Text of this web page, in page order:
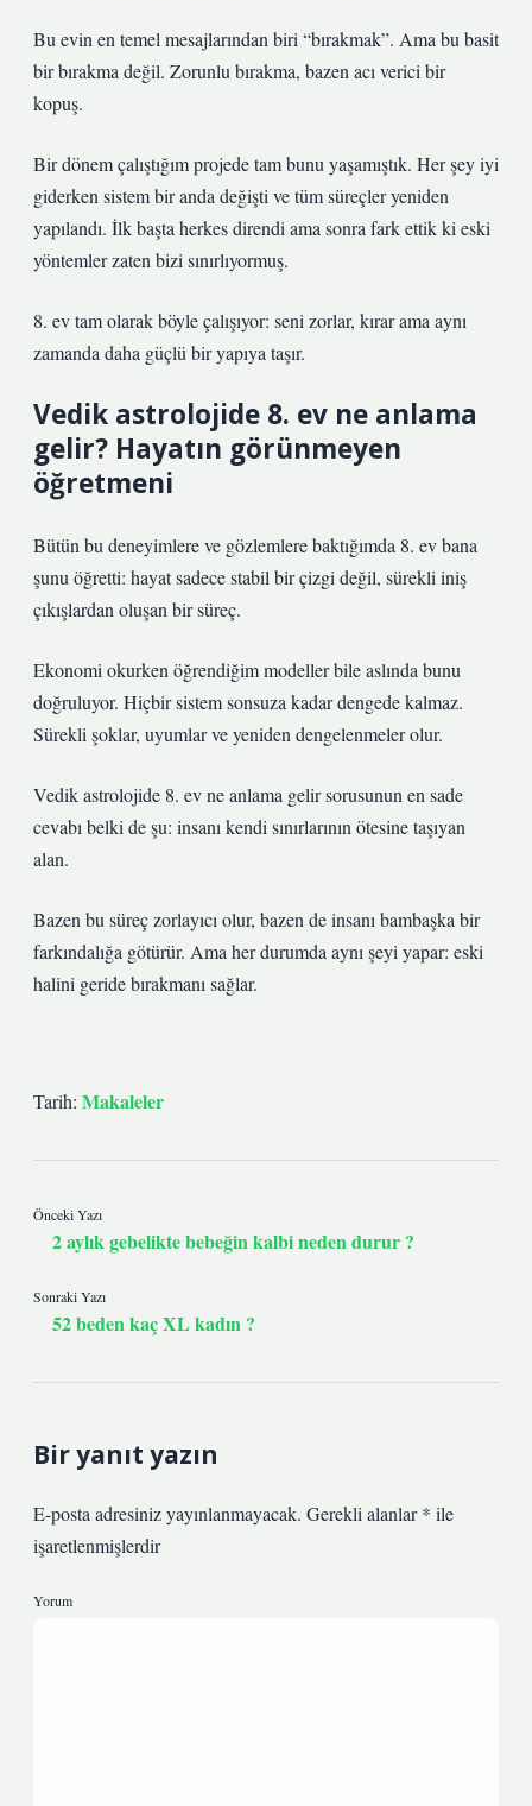
Bu evin en temel mesajlarından biri “bırakmak”. Ama bu basit
bir bırakma değil. Zorunlu bırakma, bazen acı verici bir
kopuş.
Bir dönem çalıştığım projede tam bunu yaşamıştık. Her şey iyi
giderken sistem bir anda değişti ve tüm süreçler yeniden
yapılandı. İlk başta herkes direndi ama sonra fark ettik ki eski
yöntemler zaten bizi sınırlıyormuş.
8. ev tam olarak böyle çalışıyor: seni zorlar, kırar ama aynı
zamanda daha güçlü bir yapıya taşır.
Vedik astrolojide 8. ev ne anlama
gelir? Hayatın görünmeyen
öğretmeni
Bütün bu deneyimlere ve gözlemlere baktığımda 8. ev bana
şunu öğretti: hayat sadece stabil bir çizgi değil, sürekli iniş
çıkışlardan oluşan bir süreç.
Ekonomi okurken öğrendiğim modeller bile aslında bunu
doğruluyor. Hiçbir sistem sonsuza kadar dengede kalmaz.
Sürekli şoklar, uyumlar ve yeniden dengelenmeler olur.
Vedik astrolojide 8. ev ne anlama gelir sorusunun en sade
cevabı belki de şu: insanı kendi sınırlarının ötesine taşıyan
alan.
Bazen bu süreç zorlayıcı olur, bazen de insanı bambaşka bir
farkındalığa götürür. Ama her durumda aynı şeyi yapar: eski
halini geride bırakmanı sağlar.
Tarih: Makaleler
Önceki Yazı
2 aylık gebelikte bebeğin kalbi neden durur ?
Sonraki Yazı
52 beden kaç XL kadın ?
Bir yanıt yazın
E-posta adresiniz yayınlanmayacak. Gerekli alanlar* ile
işaretlenmişlerdir
Yorum